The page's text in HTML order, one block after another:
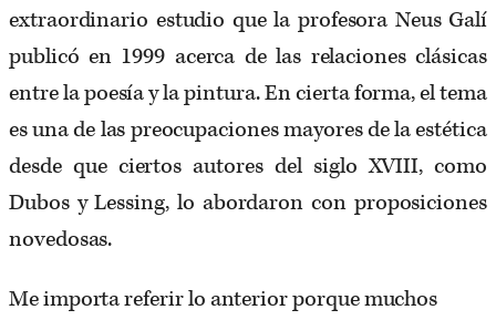
extraordinario estudio que la profesora Neus Galí
publicó en 1999 acerca de las relaciones clásicas
entre la poesía y la pintura. En cierta forma, el tema
es una de las preocupaciones mayores de la estética
desde que ciertos autores del siglo XVIII, como
Dubos y Lessing, lo abordaron con proposiciones
novedosas.
Me importa referir lo anterior porque muchos